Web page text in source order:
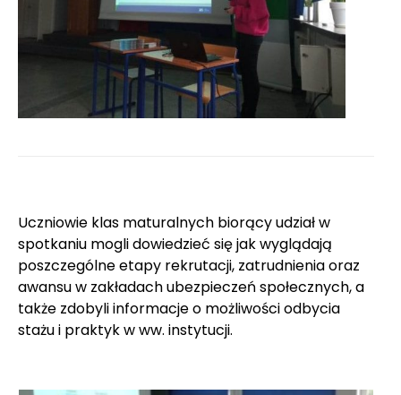
Uczniowie klas maturalnych biorący udział w
spotkaniu mogli dowiedzieć się jak wyglądają
poszczególne etapy rekrutacji, zatrudnienia oraz
awansu w zakładach ubezpieczeń społecznych, a
także zdobyli informacje o możliwości odbycia
stażu i praktyk w ww. instytucji.